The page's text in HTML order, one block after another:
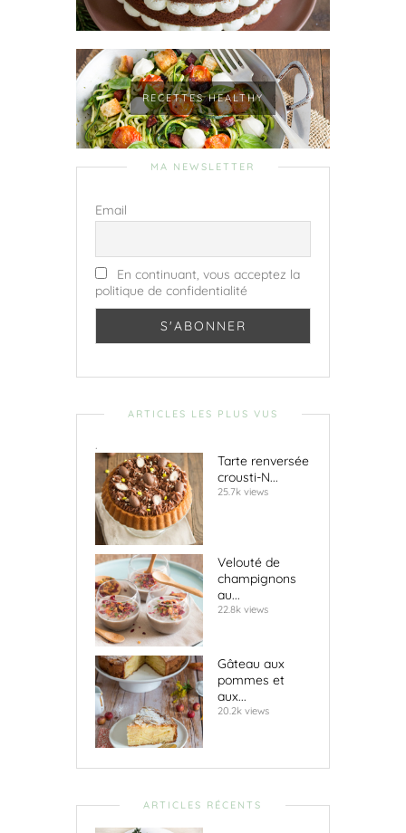
RECETTES HEALTHY
MA NEWSLETTER
Email
En continuant, vous acceptez la
politique de confidentialité
ARTICLES LES PLUS VUS
.
Tarte renversée
crousti-N...
25.7k views
Velouté de
champignons
au...
22.8k views
Gâteau aux
pommes et
aux...
20.2k views
ARTICLES RÉCENTS